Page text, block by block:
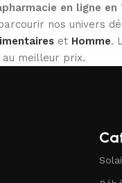
en ligne en
nos univers
et Homme.
meilleur prix.